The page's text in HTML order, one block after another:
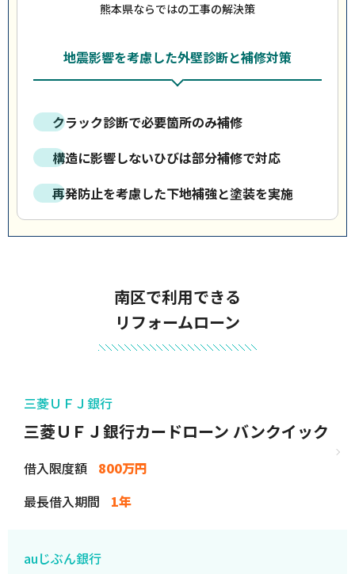
熊本県ならではの工事の解決策
地震影響を考慮した外壁診断と補修対策
クラック診断で必要箇所のみ補修
構造に影響しないひびは部分補修で対応
再発防止を考慮した下地補強と塗装を実施
南区で利用できる
リフォームローン
三菱ＵＦＪ銀行
三菱ＵＦＪ銀行カードローン バンクイック
借入限度額
800万円
最長借入期間
1年
auじぶん銀行